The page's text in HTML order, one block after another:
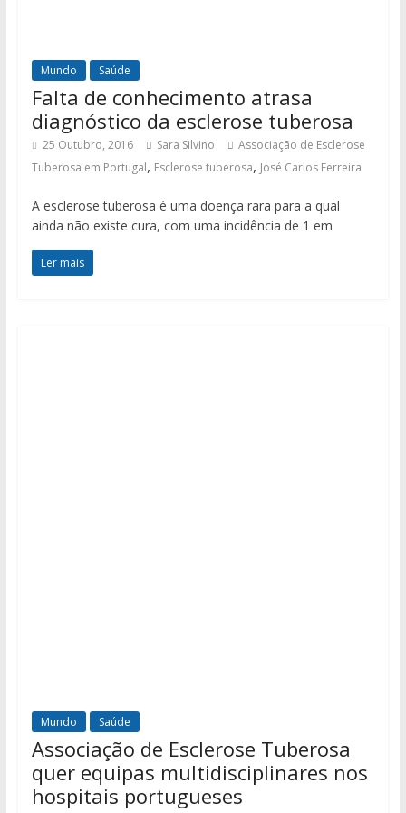
Mundo Saúde
Falta de conhecimento atrasa
diagnóstico da esclerose tuberosa
25 Outubro, 2016 Sara Silvino
Associação de Esclerose
Tuberosa em Portugal, Esclerose tuberosa, José Carlos Ferreira
A esclerose tuberosa é uma doença rara para a qual
ainda não existe cura, com uma incidência de 1 em
Ler mais
Mundo Saúde
Associação de Esclerose Tuberosa
quer equipas multidisciplinares nos
hospitais portugueses